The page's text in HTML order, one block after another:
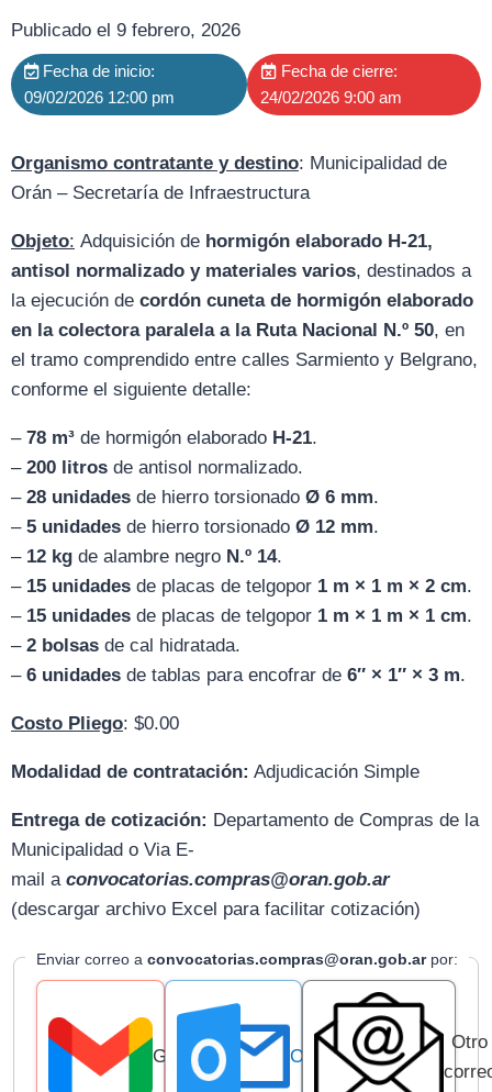
Publicado el 9 febrero, 2026
Fecha de inicio:
09/02/2026 12:00 pm
Fecha de cierre:
24/02/2026 9:00 am
Organismo contratante y destino: Municipalidad de
Orán – Secretaría de Infraestructura
Objeto: Adquisición de hormigón elaborado H-21,
antisol normalizado y materiales varios, destinados a
la ejecución de cordón cuneta de hormigón elaborado
en la colectora paralela a la Ruta Nacional N.º 50, en
el tramo comprendido entre calles Sarmiento y Belgrano,
conforme el siguiente detalle:
– 78 m³ de hormigón elaborado H-21.
– 200 litros de antisol normalizado.
– 28 unidades de hierro torsionado Ø 6 mm.
– 5 unidades de hierro torsionado Ø 12 mm.
– 12 kg de alambre negro N.º 14.
– 15 unidades de placas de telgopor 1 m × 1 m × 2 cm.
– 15 unidades de placas de telgopor 1 m × 1 m × 1 cm.
– 2 bolsas de cal hidratada.
– 6 unidades de tablas para encofrar de 6″ × 1″ × 3 m.
Costo Pliego: $0.00
Modalidad de contratación: Adjudicación Simple
Entrega de cotización: Departamento de Compras de la
Municipalidad o Via E-
mail a convocatorias.compras@oran.gob.ar
(descargar archivo Excel para facilitar cotización)
Enviar correo a convocatorias.compras@oran.gob.arpor:
Gmail Outlook
Otro